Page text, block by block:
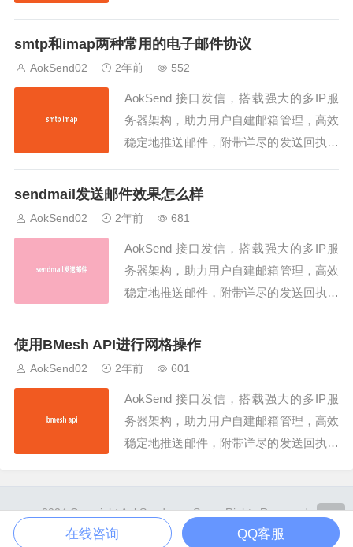
送的理想之选！在现代社会中，随着互联
作者来说，了解如何按照SEO标准...
smtp和imap两种常用的电子邮件协议
AokSend02 2年前 552
AokSend 接口发信，搭载强大的多IP服
务器架构，助力用户自建邮箱管理，高效
稳定地推送邮件，附带详尽的发送回执，
送的理想之选！SMTP（Simple Mail Tran
sendmail发送邮件效果怎么样
AokSend02 2年前 681
AokSend 接口发信，搭载强大的多IP服
务器架构，助力用户自建邮箱管理，高效
稳定地推送邮件，附带详尽的发送回执，
送的理想之选！发送邮件是一项重要的通
种电子邮件客户端来发送和接收电子邮...
使用BMesh API进行网格操作
AokSend02 2年前 601
AokSend 接口发信，搭载强大的多IP服
务器架构，助力用户自建邮箱管理，高效
稳定地推送邮件，附带详尽的发送回执，
件中的一个强大工具，用于编辑和操作网
格数据。它提供了丰富的功能和灵活的接
2024 Copyright AokSend.com Some Rights Reserved.
Powered By
Z-BlogPHP . Theme byTOYEAN
在线咨询 QQ客服